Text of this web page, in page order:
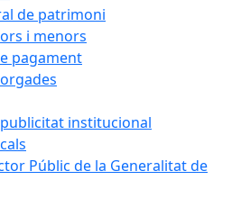
de patrimoni
i menors
pagament
institucional
Públic de la Generalitat de